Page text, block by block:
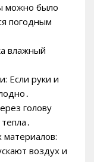
можно было
погодным
влажный
Если руки и
голову
воздух и